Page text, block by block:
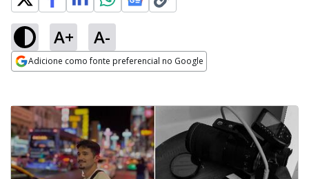
A+ A-
Adicione como fonte preferencial no Google